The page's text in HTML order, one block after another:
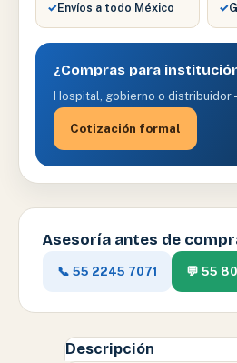
✓Envíos a todo México ✓
¿Compras para
Hospital, gobierno o distribuidor
Cotización formal
Asesoría antes de
📞 55 2245 7071 💬 55
Descripción